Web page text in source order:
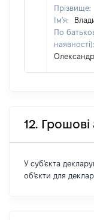
Прізвище:
Ім'я:
По
наявності):
12. Грошові
У суб'єкта
об'єкти для